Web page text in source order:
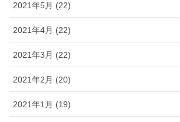
2021年5月 (22)
2021年4月 (22)
2021年3月 (22)
2021年2月 (20)
2021年1月 (19)